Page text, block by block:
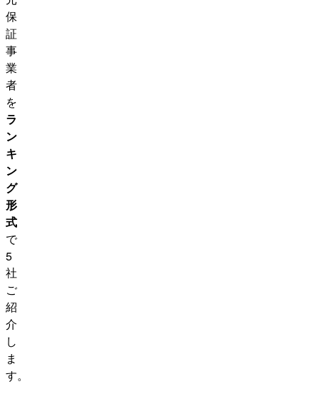
保
証
事
業
者
を
ラ
ン
キ
ン
グ
形
式
で
5
社
ご
紹
介
し
ま
す。